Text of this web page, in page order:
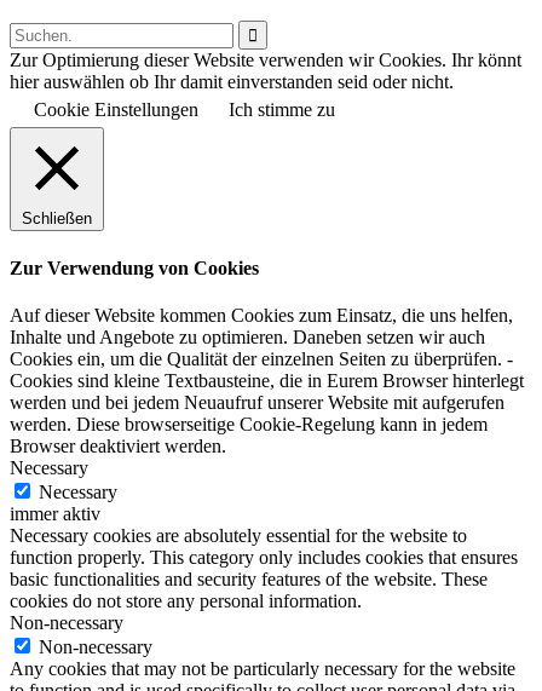

Zur Optimierung dieser Website verwenden wir Cookies. Ihr könnt
hier auswählen ob Ihr damit einverstanden seid oder nicht.
Cookie Einstellungen
Ich stimme zu
Schließen
Zur Verwendung von Cookies
Auf dieser Website kommen Cookies zum Einsatz, die uns helfen,
Inhalte und Angebote zu optimieren. Daneben setzen wir auch
Cookies ein, um die Qualität der einzelnen Seiten zu überprüfen. -
Cookies sind kleine Textbausteine, die in Eurem Browser hinterlegt
werden und bei jedem Neuaufruf unserer Website mit aufgerufen
werden. Diese browserseitige Cookie-Regelung kann in jedem
Browser deaktiviert werden.
Necessary
Necessary
immer aktiv
Necessary cookies are absolutely essential for the website to
function properly. This category only includes cookies that ensures
basic functionalities and security features of the website. These
cookies do not store any personal information.
Non-necessary
Non-necessary
Any cookies that may not be particularly necessary for the website